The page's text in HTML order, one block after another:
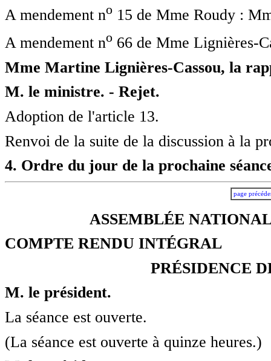
A mendement no 15 de Mme Roudy :
A mendement no 66 de Mme Lignières-
Mme Martine Lignières-Cassou, la
M. le ministre. - Rejet.
Adoption de l'article 13.
Renvoi de la suite de la discussion à la
4. Ordre du jour de la prochaine
page
ASSEMBLÉE
COMPTE RENDU INTÉGRAL
PRÉSIDENCE
M. le président.
La séance est ouverte.
(La séance est ouverte à quinze heures.)